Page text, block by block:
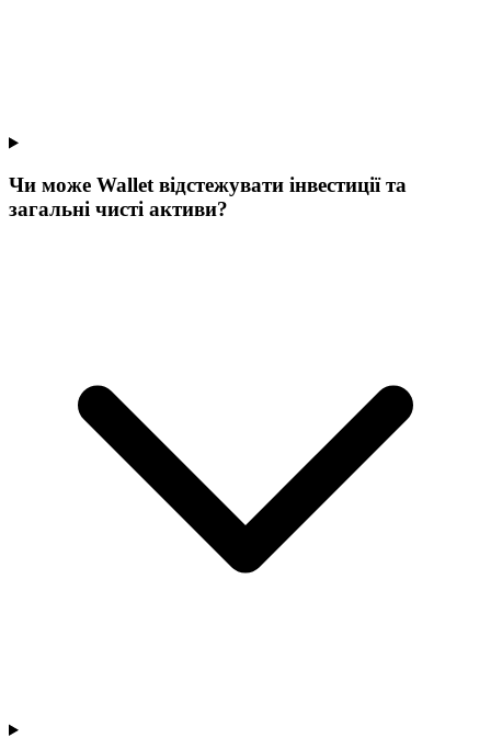
Чи може Wallet відстежувати інвестиції та
загальні чисті активи?